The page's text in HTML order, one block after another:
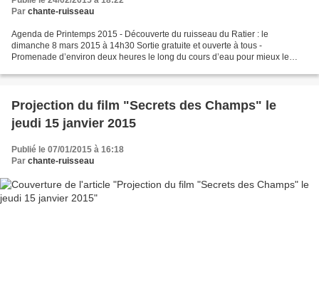
Par chante-ruisseau
Agenda de Printemps 2015 - Découverte du ruisseau du Ratier : le
dimanche 8 mars 2015 à 14h30 Sortie gratuite et ouverte à tous -
Promenade d’environ deux heures le long du cours d’eau pour mieux le
Projection du film "Secrets des Champs" le
jeudi 15 janvier 2015
Publié le 07/01/2015 à 16:18
Par chante-ruisseau